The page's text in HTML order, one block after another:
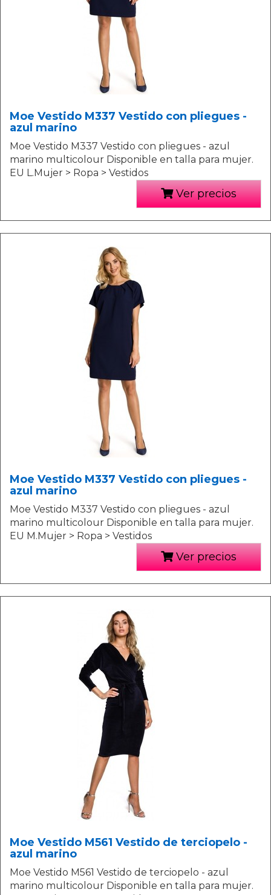
Moe Vestido M337 Vestido con pliegues -
azul marino
Moe Vestido M337 Vestido con pliegues - azul
marino multicolour Disponible en talla para mujer.
EU L.Mujer > Ropa > Vestidos
Ver precios
Moe Vestido M337 Vestido con pliegues -
azul marino
Moe Vestido M337 Vestido con pliegues - azul
marino multicolour Disponible en talla para mujer.
EU M.Mujer > Ropa > Vestidos
Ver precios
Moe Vestido M561 Vestido de terciopelo -
azul marino
Moe Vestido M561 Vestido de terciopelo - azul
marino multicolour Disponible en talla para mujer.